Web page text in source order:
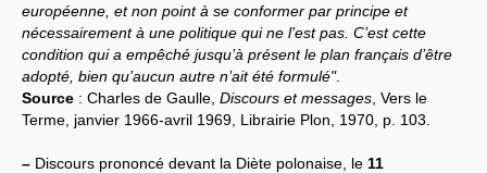
européenne, et non point à se conformer par principe et
nécessairement à une politique qui ne l’est pas. C’est cette
condition qui a empêché jusqu’à présent le plan français d’être
adopté, bien qu’aucun autre n’ait été formulé".
Source : Charles de Gaulle, Discours et messages , Vers le
Terme, janvier 1966-avril 1969, Librairie Plon, 1970, p. 103.
– Discours prononcé devant la Diète polonaise, le 11